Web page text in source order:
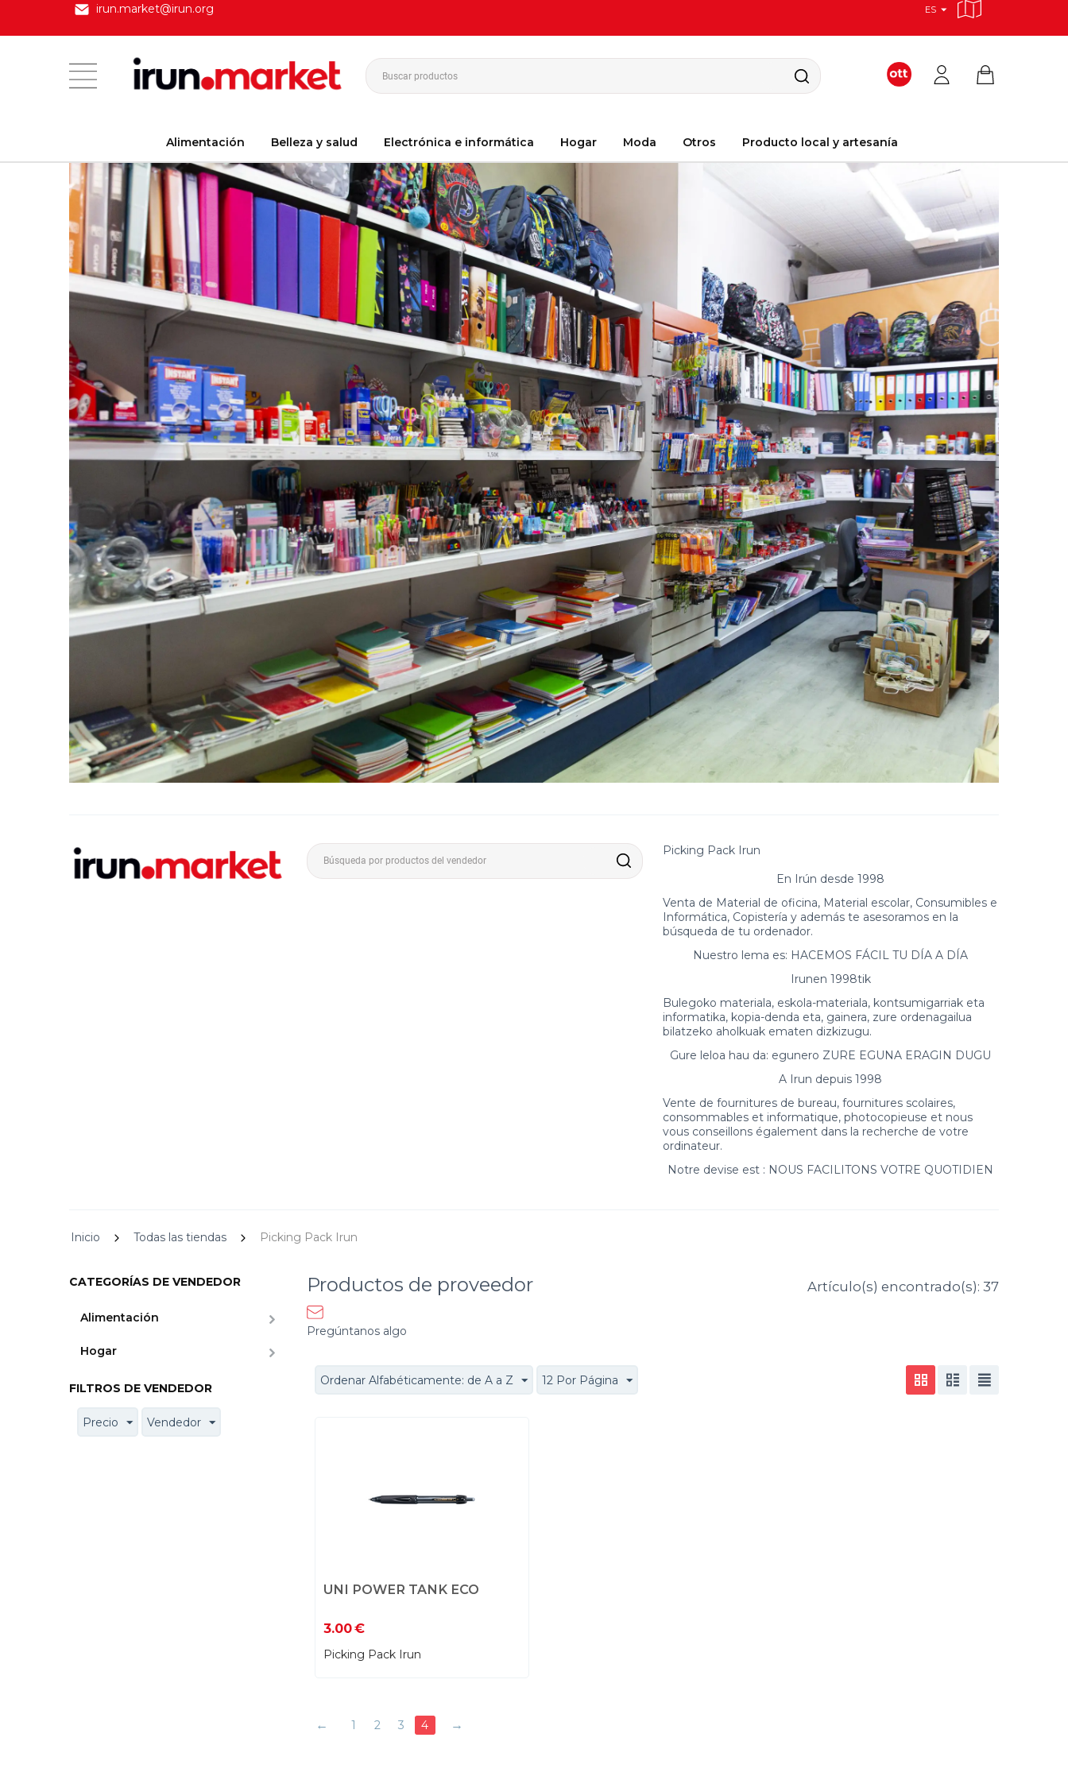
irun.market@irun.org ES
Alimentación Belleza y salud Electrónica e informática Hogar Moda Otros Producto local y artesanía
Picking Pack Irun
En Irún desde 1998
Venta de Material de oficina, Material escolar, Consumibles e
Informática, Copistería y además te asesoramos en la
búsqueda de tu ordenador.
Nuestro lema es: HACEMOS FÁCIL TU DÍA A DÍA
Irunen 1998tik
Bulegoko materiala, eskola-materiala, kontsumigarriak eta
informatika, kopia-denda eta, gainera, zure ordenagailua
bilatzeko aholkuak ematen dizkizugu.
Gure leloa hau da: egunero ZURE EGUNA ERAGIN DUGU
A Irun depuis 1998
Vente de fournitures de bureau, fournitures scolaires,
consommables et informatique, photocopieuse et nous
vous conseillons également dans la recherche de votre
ordinateur.
Notre devise est : NOUS FACILITONS VOTRE QUOTIDIEN
Inicio Todas las tiendas Picking Pack Irun
CATEGORÍAS DE VENDEDOR
Alimentación
Hogar
FILTROS DE VENDEDOR
Precio Vendedor
Productos de proveedor Artículo(s) encontrado(s): 37
Pregúntanos algo
Ordenar Alfabéticamente: de A a Z 12 Por Página
UNI POWER TANK ECO
3.00€
Picking Pack Irun
1 2 3 4